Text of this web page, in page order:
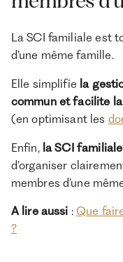
La SCI familiale est
d’une même famille.
Elle simplifie la
commun et facilite
(en optimisant les
Enfin, la SCI
d’organiser
membres d’une
A lire aussi :Que
?